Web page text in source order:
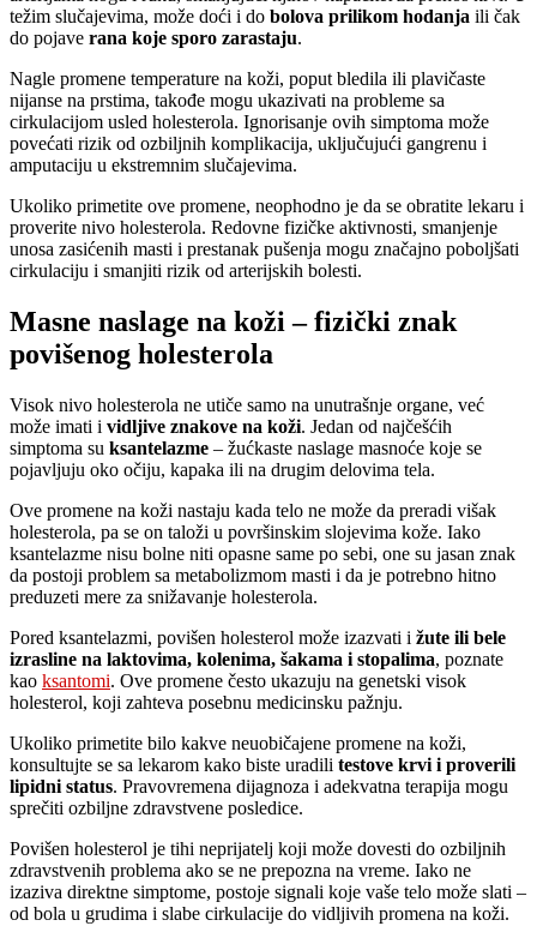
težim slučajevima, može doći i do bolova prilikom hodanja ili čak
do pojave rana koje sporo zarastaju.
Nagle promene temperature na koži, poput bledila ili plavičaste
nijanse na prstima, takođe mogu ukazivati na probleme sa
cirkulacijom usled holesterola. Ignorisanje ovih simptoma može
povećati rizik od ozbiljnih komplikacija, uključujući gangrenu i
amputaciju u ekstremnim slučajevima.
Ukoliko primetite ove promene, neophodno je da se obratite lekaru i
proverite nivo holesterola. Redovne fizičke aktivnosti, smanjenje
unosa zasićenih masti i prestanak pušenja mogu značajno poboljšati
cirkulaciju i smanjiti rizik od arterijskih bolesti.
Masne naslage na koži – fizički znak
povišenog holesterola
Visok nivo holesterola ne utiče samo na unutrašnje organe, već
može imati i vidljive znakove na koži. Jedan od najčešćih
simptoma su ksantelazme – žućkaste naslage masnoće koje se
pojavljuju oko očiju, kapaka ili na drugim delovima tela.
Ove promene na koži nastaju kada telo ne može da preradi višak
holesterola, pa se on taloži u površinskim slojevima kože. Iako
ksantelazme nisu bolne niti opasne same po sebi, one su jasan znak
da postoji problem sa metabolizmom masti i da je potrebno hitno
preduzeti mere za snižavanje holesterola.
Pored ksantelazmi, povišen holesterol može izazvati i žute ili bele
izrasline na laktovima, kolenima, šakama i stopalima, poznate
kao ksantomi. Ove promene često ukazuju na genetski visok
holesterol, koji zahteva posebnu medicinsku pažnju.
Ukoliko primetite bilo kakve neuobičajene promene na koži,
konsultujte se sa lekarom kako biste uradili testove krvi i proverili
lipidni status. Pravovremena dijagnoza i adekvatna terapija mogu
sprečiti ozbiljne zdravstvene posledice.
Povišen holesterol je tihi neprijatelj koji može dovesti do ozbiljnih
zdravstvenih problema ako se ne prepozna na vreme. Iako ne
izaziva direktne simptome, postoje signali koje vaše telo može slati –
od bola u grudima i slabe cirkulacije do vidljivih promena na koži.